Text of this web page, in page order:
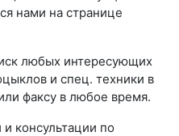
нами на странице
любых интересующих
и спец. техники в
факсу в любое время.
консультации по